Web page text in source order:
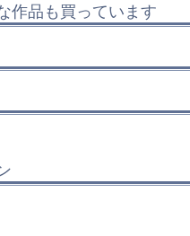
作品も買っています